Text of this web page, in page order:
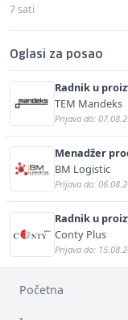
7 sati
Oglasi za posao
Radnik u
TEM Mandeks
Prijava do:
Menadžer
BM Logistic
Prijava do:
Radnik u
Conty Plus
Prijava do:
Početna